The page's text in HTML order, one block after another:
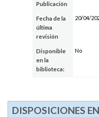
Publicación
Fecha de la
última
revisión
20/04/
Disponible
en la
biblioteca:
No
DISPOSICIONES